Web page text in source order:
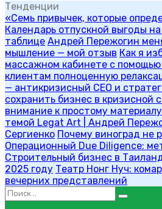
Тенденции
«Семь привычек, которые
Календарь отпускной выгоды
таблице Андрей Пережогин
мышление — мой отзыв Как я
массажном кабинете с помощью
клиентам полноценную
— антикризисный CEO и
сохранить бизнес в кризисной
внимание к простому
темой Legat Art | Андрей
Сергиенко Почему виноград не
Операционный Due Diligence:
Строительный бизнес в
2025 году Театр Нонг Нуч:
вечерних представлений